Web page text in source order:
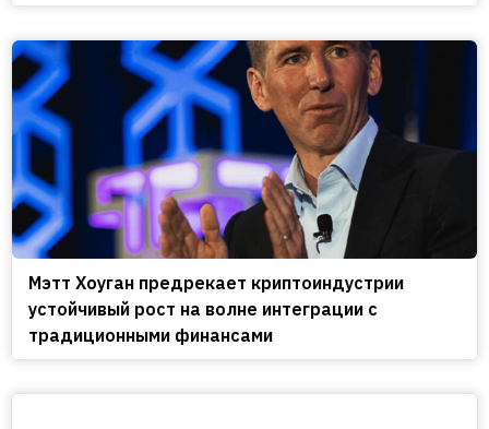
Мэтт Хоуган предрекает криптоиндустрии
устойчивый рост на волне интеграции с
традиционными финансами